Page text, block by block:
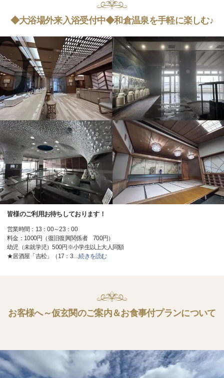
◆大浴場外来入浴受付中◆和倉温泉を手軽に楽しむ♪
皆様のご利用お待ちしております！
営業時間：13：00～23：00
料金：1000円（復旧復興関係者 700円）
幼児（未就学児）500円※小学生以上大人同額
★居酒屋「吉松」（17：3…続きを読む
お客様へ～仮玄関のご案内＆お食事付プランについて